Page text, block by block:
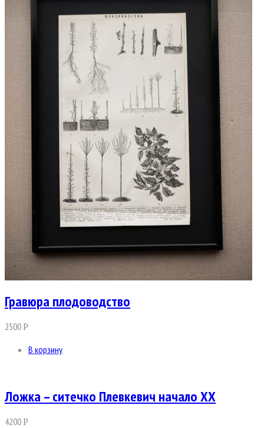
Гравюра плодоводство
2500Р
В корзину
Ложка – ситечко Плевкевич начало ХХ
4200Р